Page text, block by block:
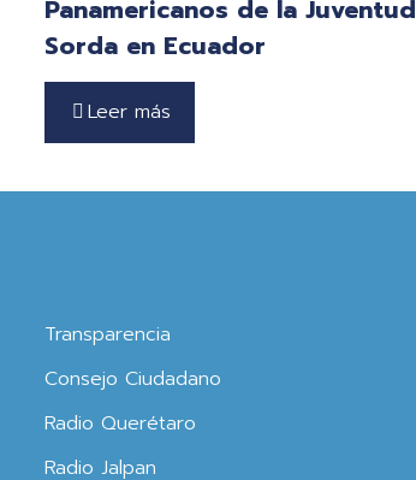
Panamericanos de la Juventud
Sorda en Ecuador
Leer más
Transparencia
Consejo Ciudadano
Radio Querétaro
Radio Jalpan